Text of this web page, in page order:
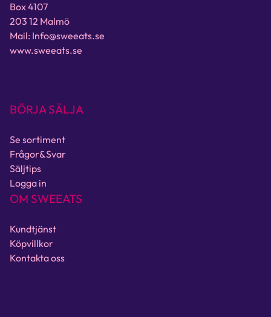
Box 4107
203 12 Malmö
Mail: Info@sweeats.se
www.sweeats.se
BÖRJA SÄLJA
Se sortiment
Frågor&Svar
Säljtips
Logga in
OM SWEEATS
Kundtjänst
Köpvillkor
Kontakta oss